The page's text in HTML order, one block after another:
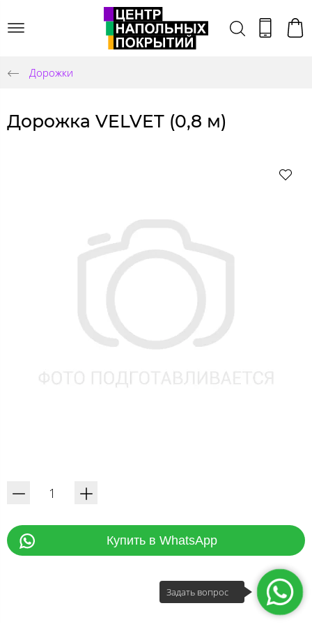
Дорожки
Дорожка VELVET (0,8 м)
Купить в WhatsApp
Задать вопрос